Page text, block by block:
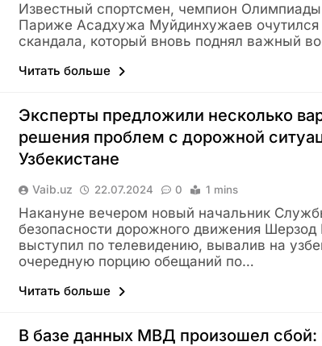
Известный спортсмен, чемпион Олимпиады
Париже Асадхужа Муйдинхужаев очутился
скандала, который вновь поднял важный
Читать больше
Эксперты предложили несколько
решения проблем с дорожной
Узбекистане
Vaib.uz 22.07.2024 0 1 mins
Накануне вечером новый начальник
безопасности дорожного движения Шерзод
выступил по телевидению, вывалив на
очередную порцию обещаний по…
Читать больше
В базе данных МВД произошел сбой: